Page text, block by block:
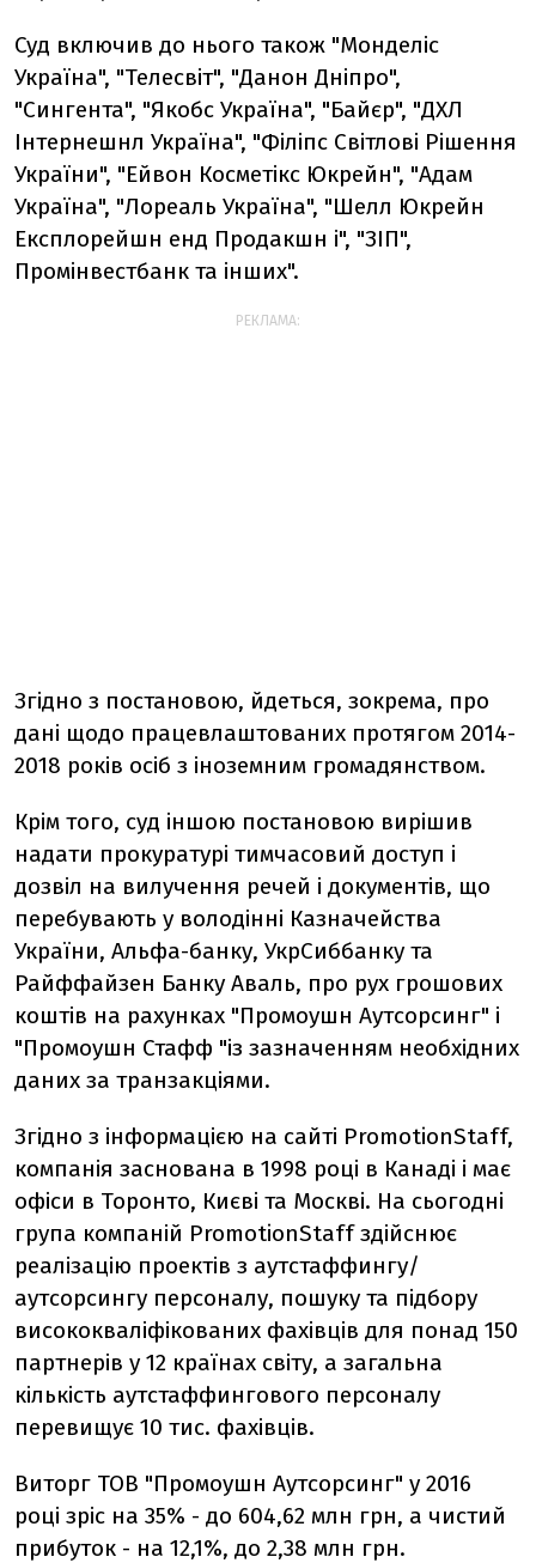
Суд включив до нього також "Монделіс
Україна", "Телесвіт", "Данон Дніпро",
"Сингента", "Якобс Україна", "Байєр", "ДХЛ
Інтернешнл Україна", "Філіпс Світлові Рішення
України", "Ейвон Косметікс Юкрейн", "Адам
Україна", "Лореаль Україна", "Шелл Юкрейн
Експлорейшн енд Продакшн і", "ЗІП",
Промінвестбанк та інших".
РЕКЛАМА:
Згідно з постановою, йдеться, зокрема, про
дані щодо працевлаштованих протягом 2014-
2018 років осіб з іноземним громадянством.
Крім того, суд іншою постановою вирішив
надати прокуратурі тимчасовий доступ і
дозвіл на вилучення речей і документів, що
перебувають у володінні Казначейства
України, Альфа-банку, УкрСиббанку та
Райффайзен Банку Аваль, про рух грошових
коштів на рахунках "Промоушн Аутсорсинг" і
"Промоушн Стафф "із зазначенням необхідних
даних за транзакціями.
Згідно з інформацією на сайті PromotionStaff,
компанія заснована в 1998 році в Канаді і має
офіси в Торонто, Києві та Москві. На сьогодні
група компаній PromotionStaff здійснює
реалізацію проектів з аутстаффингу/
аутсорсингу персоналу, пошуку та підбору
висококваліфікованих фахівців для понад 150
партнерів у 12 країнах світу, а загальна
кількість аутстаффингового персоналу
перевищує 10 тис. фахівців.
Виторг ТОВ "Промоушн Аутсорсинг" у 2016
році зріс на 35% - до 604,62 млн грн, а чистий
прибуток - на 12,1%, до 2,38 млн грн.